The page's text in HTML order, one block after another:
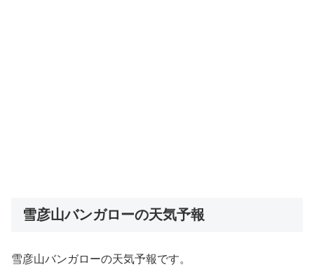
雪彦山バンガローの天気予報
雪彦山バンガローの天気予報です。